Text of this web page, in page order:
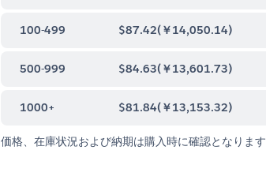
100-499 $87.42(￥14,050.14)
500-999 $84.63(￥13,601.73)
1000+ $81.84(￥13,153.32)
価格、在庫状況および納期は購入時に確認となります